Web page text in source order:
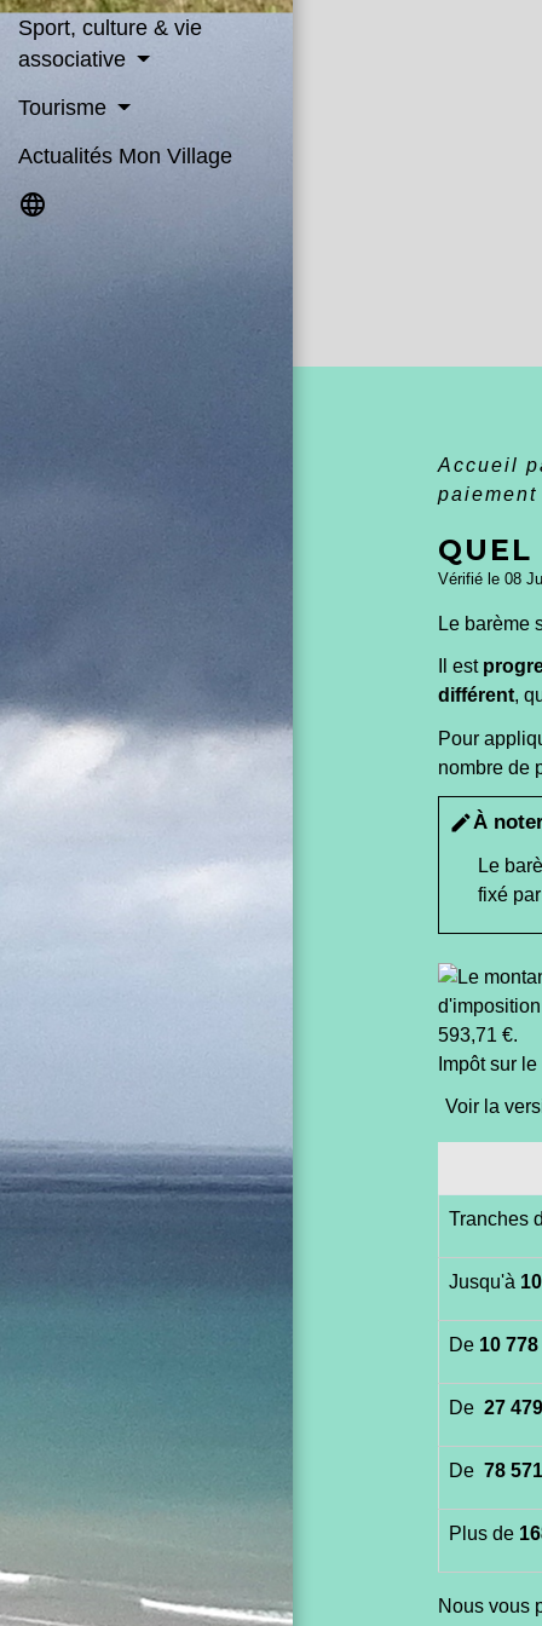
Sport, culture & vie
associative
Tourisme
Actualités Mon Village
language
Accueil
paiement
Vérifié le 08
Le barème
Il est
différent,
Pour
nombre de
editÀ
Le
fixé
Impôt sur
Voir la
Tranches
Jusqu'à
De 10 778
De 27
De 78
Plus de
Nous vous